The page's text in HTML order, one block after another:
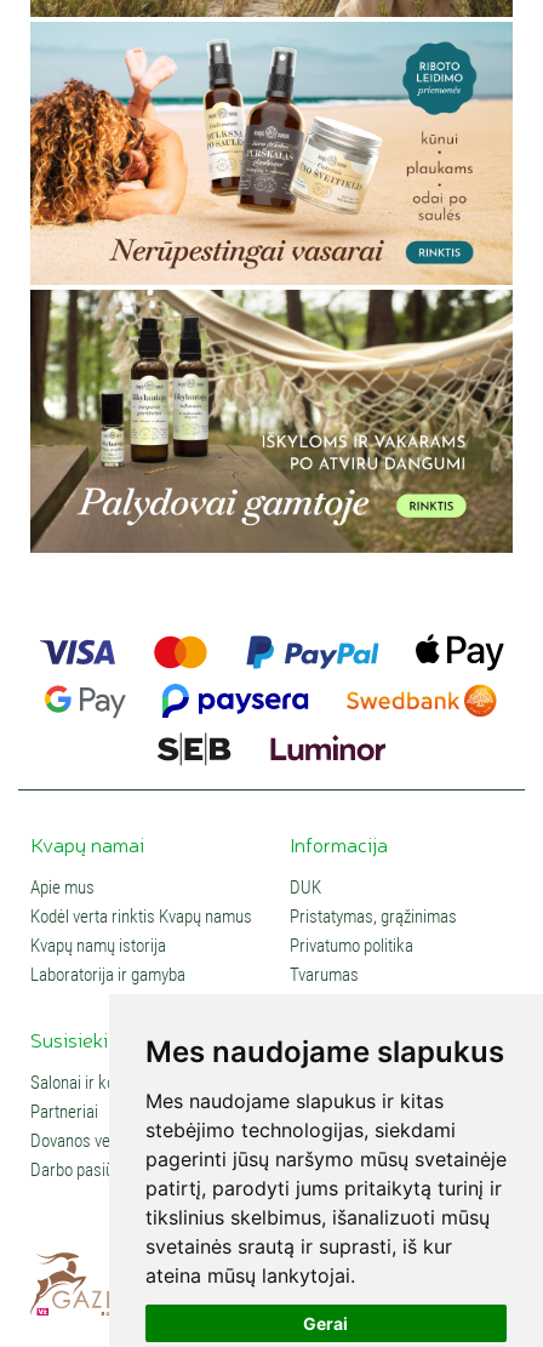
Mes naudojame slapukus
Mes naudojame slapukus ir kitas
stebėjimo technologijas, siekdami
pagerinti jūsų naršymo mūsų svetainėje
patirtį, parodyti jums pritaikytą turinį ir
tikslinius skelbimus, išanalizuoti mūsų
svetainės srautą ir suprasti, iš kur
ateina mūsų lankytojai.
Gerai
Kvapų namai
Apie mus
Kodėl verta rinktis Kvapų namus
Kvapų namų istorija
Laboratorija ir gamyba
Informacija
DUK
Pristatymas, grąžinimas
Privatumo politika
Tvarumas
Susisiekite
Salonai ir kontaktai
Partneriai
Dovanos verslui
Darbo pasiūlymai
Social media